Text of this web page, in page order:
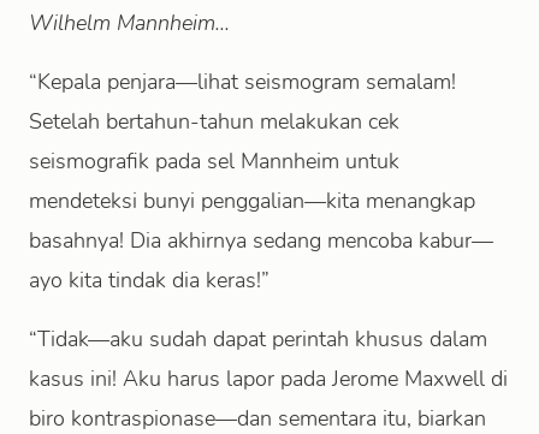
Wilhelm Mannheim...
“Kepala penjara—lihat seismogram semalam!
Setelah bertahun-tahun melakukan cek
seismografik pada sel Mannheim untuk
mendeteksi bunyi penggalian—kita menangkap
basahnya! Dia akhirnya sedang mencoba kabur—
ayo kita tindak dia keras!”
“Tidak—aku sudah dapat perintah khusus dalam
kasus ini! Aku harus lapor pada Jerome Maxwell di
biro kontraspionase—dan sementara itu, biarkan